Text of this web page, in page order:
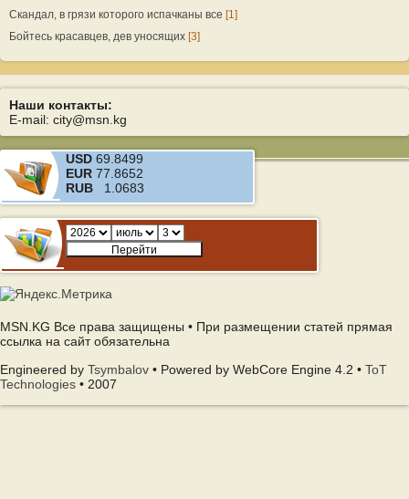
Скандал, в грязи которого испачканы все [1]
Бойтесь красавцев, дев уносящих [3]
Наши контакты:
E-mail: city@msn.kg
USD 69.8499
EUR 77.8652
RUB 1.0683
MSN.KG Все права защищены • При размещении статей прямая
ссылка на сайт обязательна
Engineered by Tsymbalov • Powered by WebCore Engine 4.2 • ToT
Technologies • 2007